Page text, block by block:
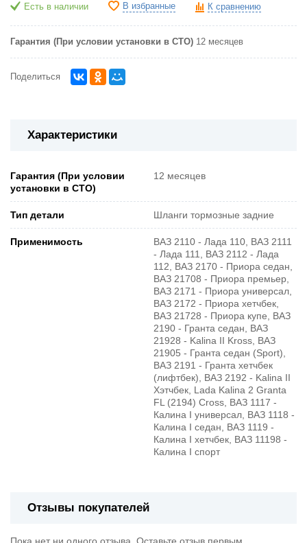
Есть в наличии В избранные К сравнению
Гарантия (При условии установки в СТО) 12 месяцев
Поделиться
Характеристики
Гарантия (При условии
установки в СТО)
12 месяцев
Тип детали Шланги тормозные задние
Применимость
ВАЗ 2110 - Лада 110, ВАЗ 2111
- Лада 111, ВАЗ 2112 - Лада
112, ВАЗ 2170 - Приора седан,
ВАЗ 21708 - Приора премьер,
ВАЗ 2171 - Приора универсал,
ВАЗ 2172 - Приора хетчбек,
ВАЗ 21728 - Приора купе, ВАЗ
2190 - Гранта седан, ВАЗ
21928 - Kalina II Kross, ВАЗ
21905 - Гранта седан (Sport),
ВАЗ 2191 - Гранта хетчбек
(лифтбек), ВАЗ 2192 - Kalina II
Хэтчбек, Lada Kalina 2 Granta
FL (2194) Cross, ВАЗ 1117 -
Калина I универсал, ВАЗ 1118 -
Калина I седан, ВАЗ 1119 -
Калина I хетчбек, ВАЗ 11198 -
Калина I спорт
Отзывы покупателей